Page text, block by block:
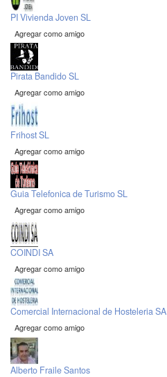
PI Vivienda Joven SL
Agregar como amigo
Pirata Bandido SL
Agregar como amigo
Frihost SL
Agregar como amigo
Guia Telefonica de Turismo SL
Agregar como amigo
COINDI SA
Agregar como amigo
Comercial Internacional de Hosteleria SA
Agregar como amigo
Alberto Fraile Santos